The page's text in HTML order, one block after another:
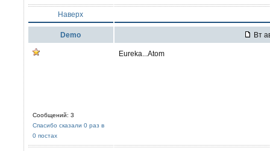
Наверх
Demo Вт
Сообщений: 3
Спасибо сказали 0 раз в
0 постах
Eureka...Atom